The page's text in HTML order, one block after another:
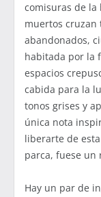
comisuras de la
muertos cruzan
abandonados,
habitada por la
espacios
cabida para la
tonos grises y
única nota
liberarte de
parca, fuese un
Hay un par de